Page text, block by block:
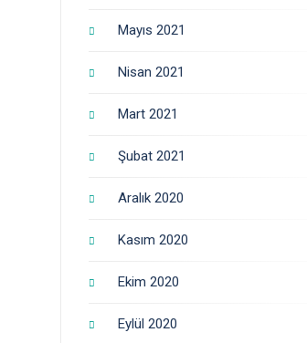
Mayıs 2021
Nisan 2021
Mart 2021
Şubat 2021
Aralık 2020
Kasım 2020
Ekim 2020
Eylül 2020